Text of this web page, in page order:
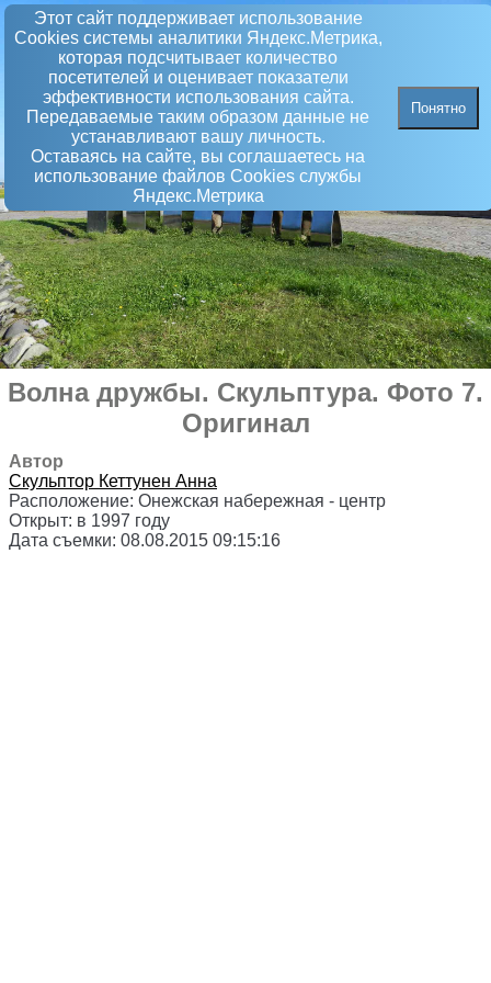
Этот сайт поддерживает использование
Сookies системы аналитики Яндекс.Метрика,
которая подсчитывает количество
посетителей и оценивает показатели
эффективности использования сайта.
Передаваемые таким образом данные не
устанавливают вашу личность.
Оставаясь на сайте, вы соглашаетесь на
использование файлов Сookies службы
Яндекс.Метрика
Понятно
Волна дружбы. Скульптура. Фото 7.
Оригинал
Автор
Скульптор Кеттунен Анна
Расположение: Онежская набережная - центр
Открыт: в 1997 году
Дата съемки: 08.08.2015 09:15:16